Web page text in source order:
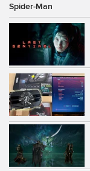
Spider-Man